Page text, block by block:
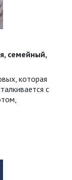
семейный,
которая
с